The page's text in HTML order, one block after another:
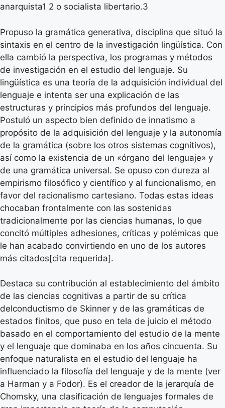
anarquista1 2 o socialista libertario.3
Propuso la gramática generativa, disciplina que situó la
sintaxis en el centro de la investigación lingüística. Con
ella cambió la perspectiva, los programas y métodos
de investigación en el estudio del lenguaje. Su
lingüística es una teoría de la adquisición individual del
lenguaje e intenta ser una explicación de las
estructuras y principios más profundos del lenguaje.
Postuló un aspecto bien definido de innatismo a
propósito de la adquisición del lenguaje y la autonomía
de la gramática (sobre los otros sistemas cognitivos),
así como la existencia de un «órgano del lenguaje» y
de una gramática universal. Se opuso con dureza al
empirismo filosófico y científico y al funcionalismo, en
favor del racionalismo cartesiano. Todas estas ideas
chocaban frontalmente con las sostenidas
tradicionalmente por las ciencias humanas, lo que
concitó múltiples adhesiones, críticas y polémicas que
le han acabado convirtiendo en uno de los autores
más citados[cita requerida].
Destaca su contribución al establecimiento del ámbito
de las ciencias cognitivas a partir de su crítica
delconductismo de Skinner y de las gramáticas de
estados finitos, que puso en tela de juicio el método
basado en el comportamiento del estudio de la mente
y el lenguaje que dominaba en los años cincuenta. Su
enfoque naturalista en el estudio del lenguaje ha
influenciado la filosofía del lenguaje y de la mente (ver
a Harman y a Fodor). Es el creador de la jerarquía de
Chomsky, una clasificación de lenguajes formales de